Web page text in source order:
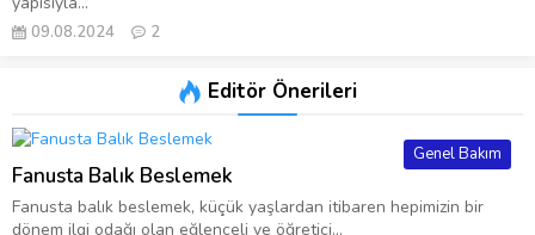
09.08.2024 2
Editör Önerileri
Genel Bakım
Fanusta Balık Beslemek
Fanusta balık beslemek, küçük yaşlardan itibaren hepimizin bir
dönem ilgi odağı olan eğlenceli ve öğretici...